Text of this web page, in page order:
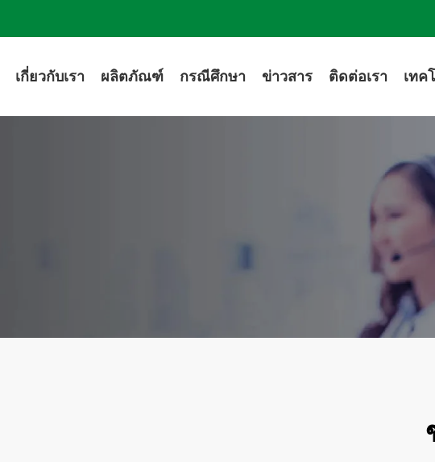
เกี่ยวกับเรา ผลิตภัณฑ์ กรณีศึกษา ข่าวสาร ติดต่อเรา เทค